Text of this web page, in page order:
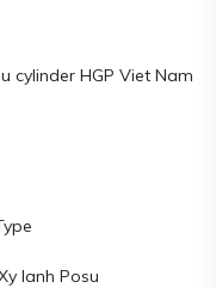
cylinder HGP Viet Nam
lanh Posu